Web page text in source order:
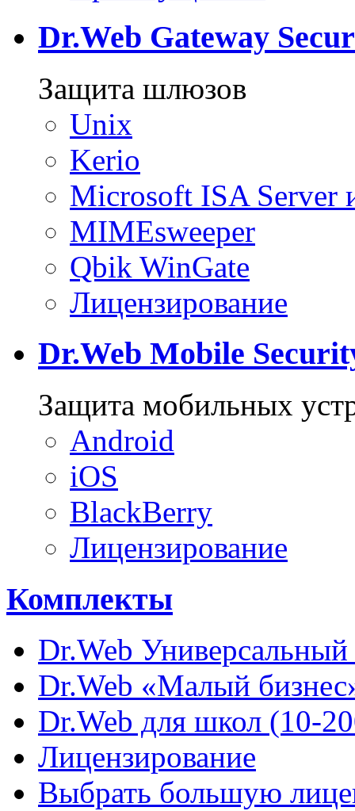
Dr.Web Gateway
Защита шлюзов
Unix
Kerio
Microsoft ISA Server
MIMEsweeper
Qbik WinGate
Лицензирование
Dr.Web Mobile
Защита мобильных
Android
iOS
BlackBerry
Лицензирование
Комплекты
Dr.Web
Dr.Web «Малый
Dr.Web для школ (10-
Лицензирование
Выбрать большую